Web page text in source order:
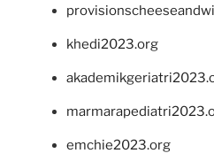
khedi2023.org
emchie2023.org